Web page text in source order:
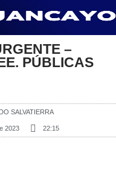
–
PÚBLICAS
SALVATIERRA
2023 22:15